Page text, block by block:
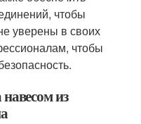
чтобы
уверены в своих
чтобы
из